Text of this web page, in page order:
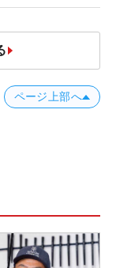
ページ上部へ